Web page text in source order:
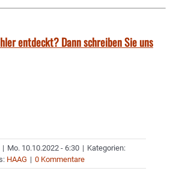
entdeckt? Dann schreiben Sie uns
| Mo. 10.10.2022 - 6:30 | Kategorien:
HAAG | 0 Kommentare